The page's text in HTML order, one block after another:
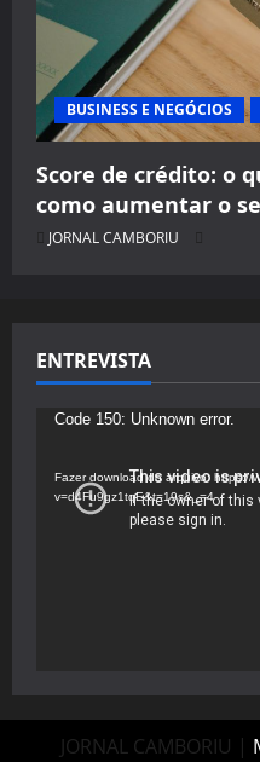
BUSINESS E NEGÓCIOS
Score de crédito: o
como aumentar o
JORNAL CAMBORIU
ENTREVISTA
Tocador
vídeo
Code 150: Unknown error.
Fazer download do arquivo: https://
v=d4Fu9gz1tqE&t=19s&_=4
JORNAL CAMBORIU |